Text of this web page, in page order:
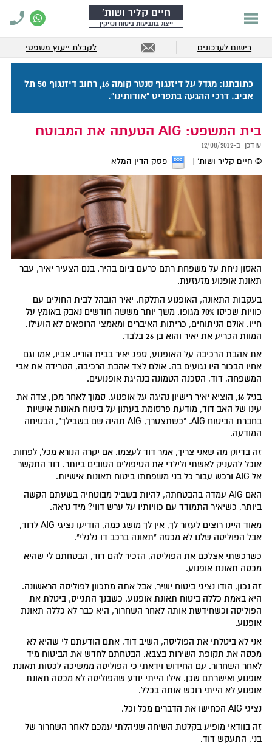
חיים קליר ושות'
ייצוג בתביעות ביטוח ונזיקין
רישום לעדכונים לקבלת ייעוץ משפטי
כתובתנו: מגדל על דיזנגוף סנטר קומה 16, רחוב דיזנגוף 50 תל
אביב. דרכי ההגעה בתפריט "אודותינו".
בית המשפט: AIG הטעתה את המבוטח
עודכן ב-12/08/2012
© חיים קליר ושות' פסק הדין המלא
האסון ניחת על משפחת רתם כרעם ביום בהיר. בנם הצעיר יאיר, עבר
תאונת אופנוע מזעזעת.
בעקבות התאונה, האופנוע התלקח. יאיר הובהל לבית החולים עם
כוויות שכיסו 70% מגופו. משך יותר מששה חודשים נאבק באומץ על
חייו. אולם הניתוחים, כריתות האיברים ומאמצי הרופאים לא הועילו.
המוות הכריע את יאיר והוא בן 26 בלבד.
את אהבת הרכיבה על האופנוע, ספג יאיר בבית הוריו. אביו, אמו וגם
אחיו הבכור היו נגועים בה. אולם לצד אהבת הרכיבה, הטרידה את אבי
המשפחה, דוד, הסכנה הטמונה בנהיגת אופנועים.
בגיל 16, הוציא יאיר רישיון נהיגה על אופנוע. סמוך לאחר מכן, צדה את
עינו של האב דוד, מודעת פרסומת בעתון על ביטוח תאונות אישיות
בחברת הביטוח AIG. "כשתצטרך, AIG תהיה שם בשבילך", הבטיחה
המודעה.
זה בדיוק מה שאני צריך, אמר דוד לעצמו. אם יקרה הנורא מכל, לפחות
אוכל להעניק לאשתי ולילדי את הטיפולים הטובים ביותר. דוד התקשר
אל AIG ורכש עבור כל בני משפחתו ביטוח תאונות אישיות.
האם AIG עמדה בהבטחתה, להיות בשביל מבוטחיה בשעתם הקשה
ביותר, כשיאיר התמודד עם כוויותיו על ערש דווי? מיד נראה.
מאוד היינו רוצים לעזור לך, אין לך מושג כמה, הודיעו נציגי AIG לדוד,
אבל הפוליסה שלנו לא מכסה "תאונה ברכב דו גלגלי".
כשרכשתי אצלכם את הפוליסה, הזכיר להם דוד, הבטחתם לי שהיא
מכסה תאונת אופנוע.
זה נכון, הודו נציגי ביטוח ישיר, אבל אתה מתכוון לפוליסה הראשונה.
היא באמת כללה ביטוח תאונת אופנוע. כשבנך התגייס, ביטלת את
הפוליסה וכשחידשת אותה לאחר השחרור, היא כבר לא כללה תאונת
אופנוע.
אני לא ביטלתי את הפוליסה, השיב דוד, אתם הודעתם לי שהיא לא
מכסה את תקופת השירות בצבא. הבטחתם לחדש את הביטוח מיד
לאחר השחרור. עם החידוש וידאתי כי הפוליסה ממשיכה לכסות תאונת
אופנוע ואישרתם שכן. אילו הייתי יודע שהפוליסה לא מכסה תאונת
אופנוע לא הייתי רוכש אותה בכלל.
נציגי AIG הכחישו את הדברים מכל וכל.
זה בוודאי מופיע בקלטת השיחה שניהלתי עמכם לאחר השחרור של
בני, התעקש דוד.